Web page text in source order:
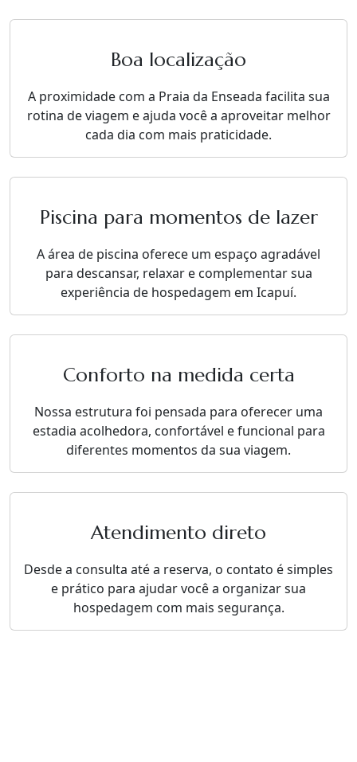
Boa localização
A proximidade com a Praia da Enseada facilita sua
rotina de viagem e ajuda você a aproveitar melhor
cada dia com mais praticidade.
Piscina para momentos de lazer
A área de piscina oferece um espaço agradável
para descansar, relaxar e complementar sua
experiência de hospedagem em Icapuí.
Conforto na medida certa
Nossa estrutura foi pensada para oferecer uma
estadia acolhedora, confortável e funcional para
diferentes momentos da sua viagem.
Atendimento direto
Desde a consulta até a reserva, o contato é simples
e prático para ajudar você a organizar sua
hospedagem com mais segurança.